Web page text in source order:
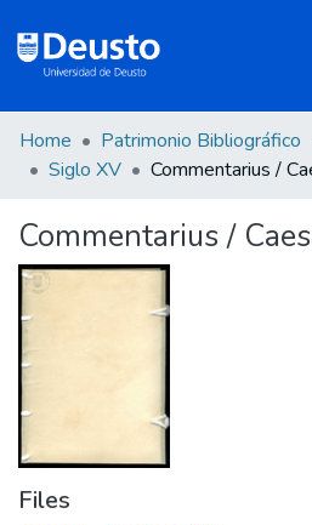
Communities & Collections
All of DSpace
Home Patrimonio Bibliográfico
Siglo XV
Commentarius /
Commentarius /
Files